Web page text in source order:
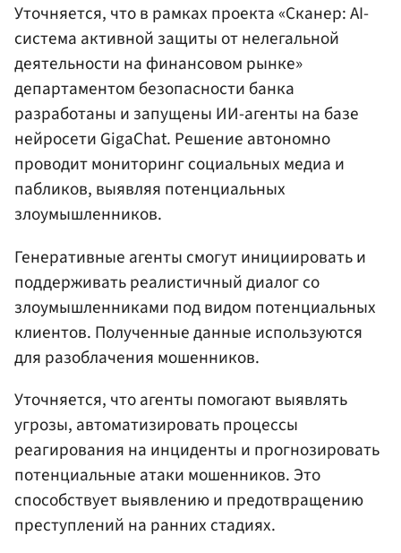
Уточняется, что в рамках проекта «Сканер: AI-
система активной защиты от нелегальной
деятельности на финансовом рынке»
департаментом безопасности банка
разработаны и запущены ИИ-агенты на базе
нейросети GigaChat. Решение автономно
проводит мониторинг социальных медиа и
пабликов, выявляя потенциальных
злоумышленников.
Генеративные агенты смогут инициировать и
поддерживать реалистичный диалог со
злоумышленниками под видом потенциальных
клиентов. Полученные данные используются
для разоблачения мошенников.
Уточняется, что агенты помогают выявлять
угрозы, автоматизировать процессы
реагирования на инциденты и прогнозировать
потенциальные атаки мошенников. Это
способствует выявлению и предотвращению
преступлений на ранних стадиях.